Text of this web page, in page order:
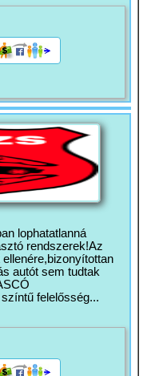
lophatatlanná
rendszerek!Az
autót sem tudtak
felelősség...